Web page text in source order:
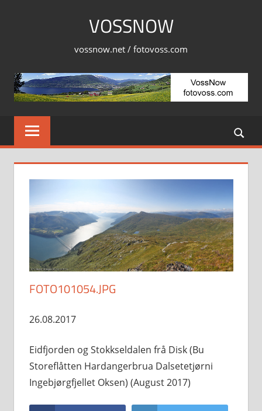
VOSSNOW
vossnow.net / fotovoss.com
FOTO101054.JPG
26.08.2017
Eidfjorden og Stokkseldalen frå Disk (Bu
Storeflåtten Hardangerbrua Dalsetetjørni
Ingebjørgfjellet Oksen) (August 2017)